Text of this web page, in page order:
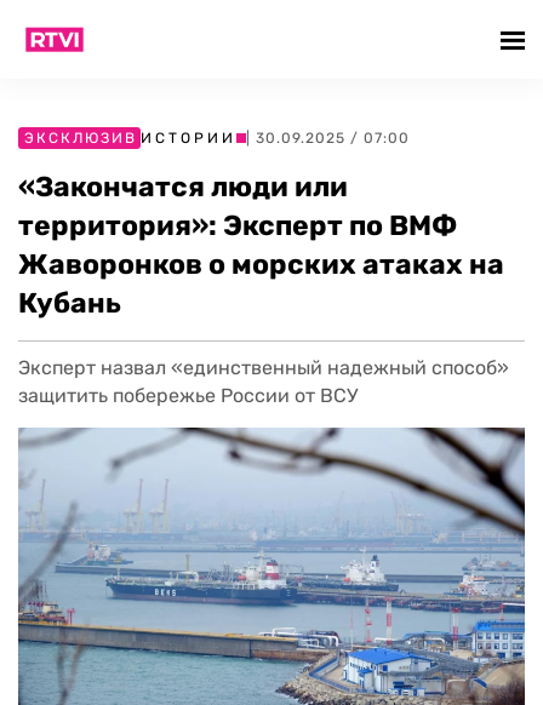
ЭКСКЛЮЗИВ ИСТОРИИ | 30.09.2025 / 07:00
«Закончатся люди или
территория»: Эксперт по ВМФ
Жаворонков о морских атаках на
Кубань
Эксперт назвал «единственный надежный способ»
защитить побережье России от ВСУ